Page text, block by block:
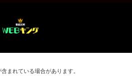
まれている場合があります。